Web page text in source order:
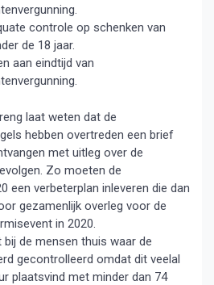
controle op schenken van
de 18 jaar.
aan eindtijd van
laat weten dat de
hebben overtreden een brief
met uitleg over de
Zo moeten de
een verbeterplan inleveren die dan
gezamenlijk overleg voor de
in 2020.
de mensen thuis waar de
gecontrolleerd omdat dit veelal
plaatsvind met minder dan 74